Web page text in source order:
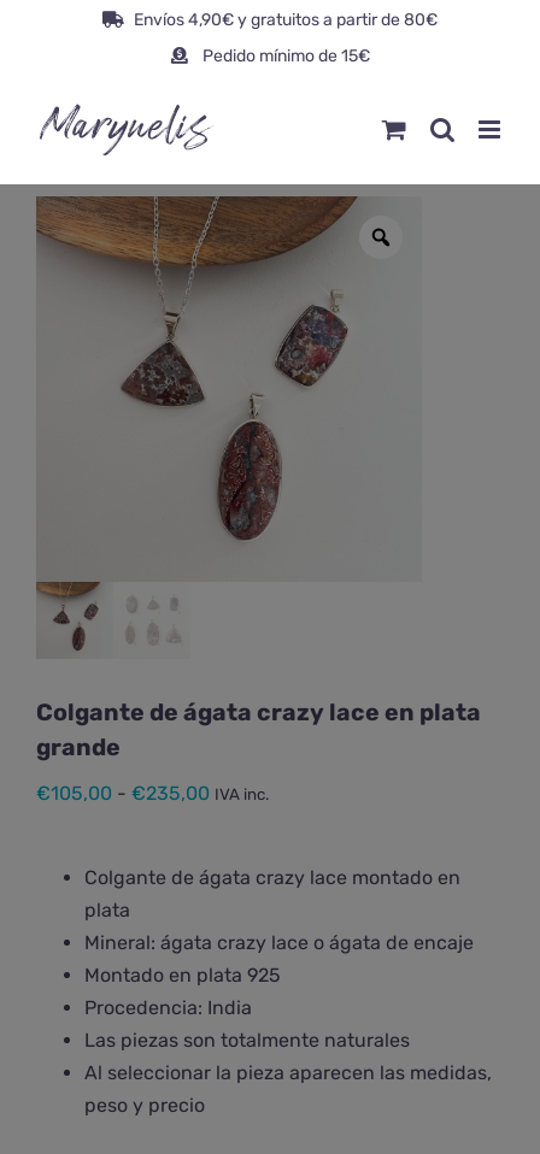
Envíos 4,90€ y gratuitos a partir de 80€
Pedido mínimo de 15€
Colgante de ágata crazy lace en plata
grande
€105,00 - €235,00 Rango
desde
hasta
€235,00
IVA inc.
Colgante de ágata crazy lace montado en
plata
Mineral: ágata crazy lace o ágata de encaje
Montado en plata 925
Procedencia: India
Las piezas son totalmente naturales
Al seleccionar la pieza aparecen las medidas,
peso y precio